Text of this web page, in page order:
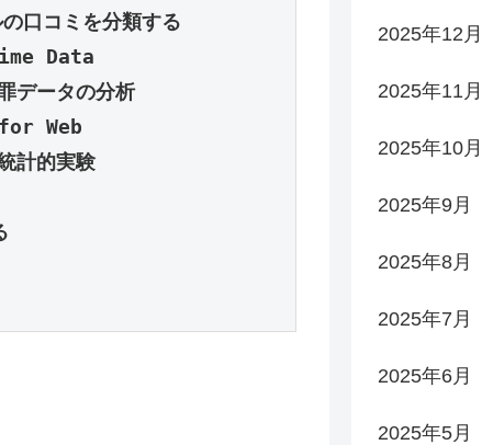
Data
Web
2025年12月
2025年11月
2025年10月
2025年9月
2025年8月
2025年7月
2025年6月
2025年5月